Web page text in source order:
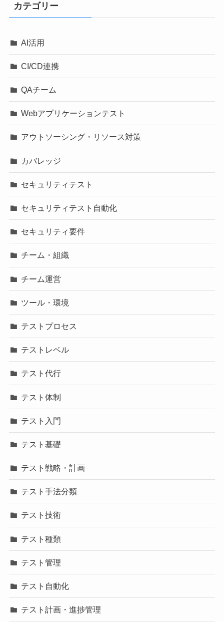
カテゴリー
AI活用
CI/CD連携
QAチーム
Webアプリケーションテスト
アウトソーシング・リソース対策
カバレッジ
セキュリティテスト
セキュリティテスト自動化
セキュリティ要件
チーム・組織
チーム運営
ツール・環境
テストプロセス
テストレベル
テスト代行
テスト体制
テスト入門
テスト基礎
テスト戦略・計画
テスト手法分類
テスト技術
テスト種類
テスト管理
テスト自動化
テスト計画・進捗管理